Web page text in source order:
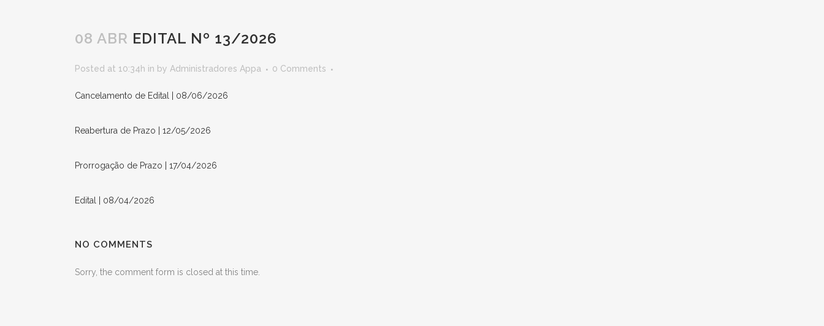
08 ABR EDITAL Nº 13/2026
Posted at 10:34h in by Administradores Appa 0 Comments
Cancelamento de Edital | 08/06/2026
Reabertura de Prazo | 12/05/2026
Prorrogação de Prazo | 17/04/2026
Edital | 08/04/2026
NO COMMENTS
Sorry, the comment form is closed at this time.